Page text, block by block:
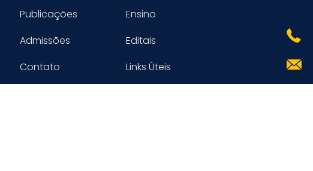
Publicações
Admissões
Contato
Ensino
Editais
Links Úteis